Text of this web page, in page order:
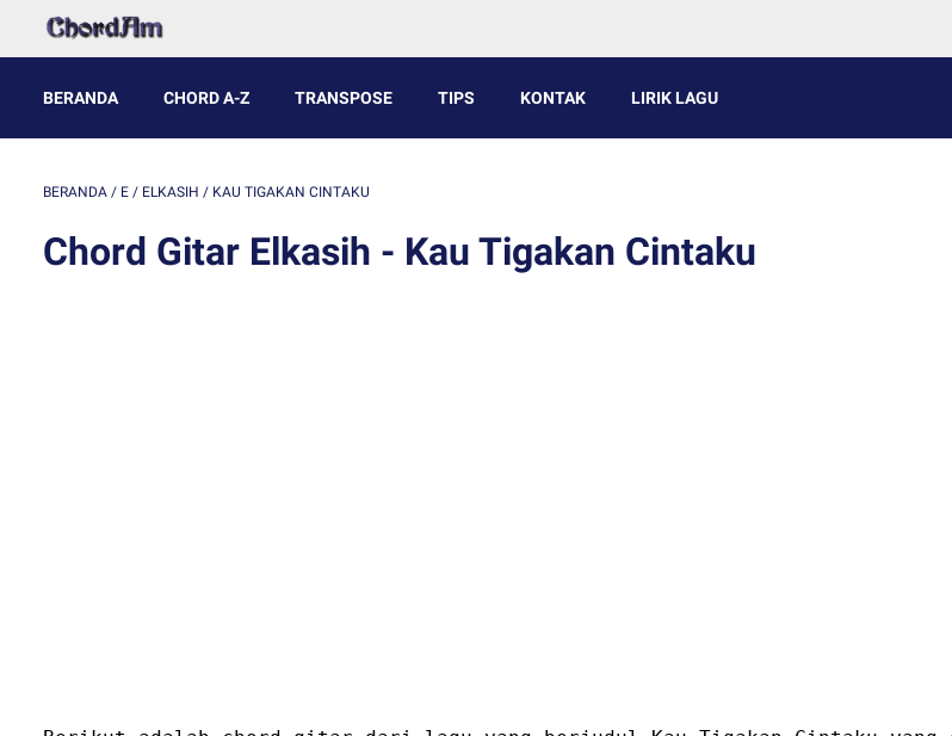
BERANDA CHORD A-Z TRANSPOSE TIPS KONTAK LIRIK LAGU
BERANDA / E / ELKASIH / KAU TIGAKAN CINTAKU
Chord Gitar Elkasih - Kau Tigakan Cintaku